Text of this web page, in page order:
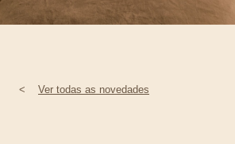
< Ver todas as novedades